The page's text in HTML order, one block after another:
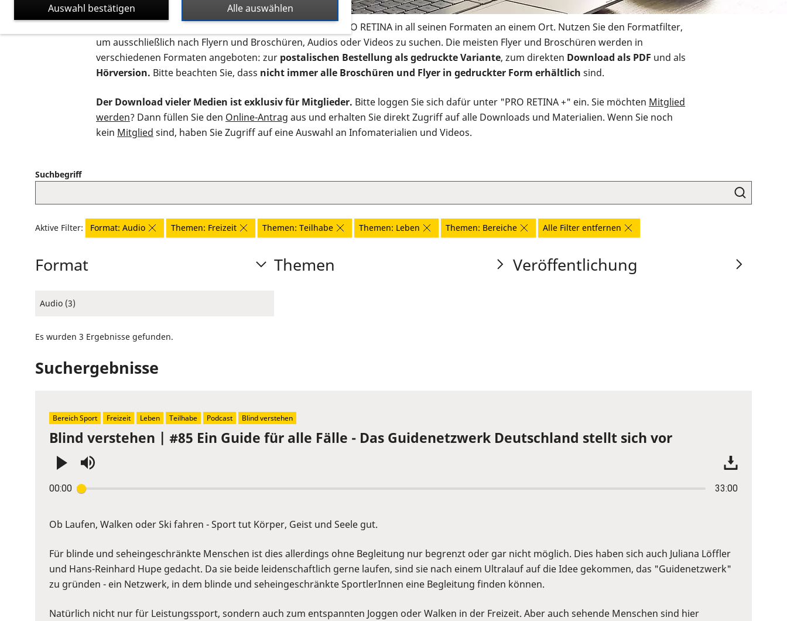
Auf dieser Seite finden Sie sämtliches Infomaterial der PRO RETINA in all seinen Formaten an einem Ort. Nutzen Sie den Formatfilter,
um ausschließlich nach Flyern und Broschüren, Audios oder Videos zu suchen. Die meisten Flyer und Broschüren werden in
verschiedenen Formaten angeboten: zur postalischen Bestellung als gedruckte Variante, zum direkten Download als PDF und als
Hörversion. Bitte beachten Sie, dass nicht immer alle Broschüren und Flyer in gedruckter Form erhältlich sind.
Der Download vieler Medien ist exklusiv für Mitglieder. Bitte loggen Sie sich dafür unter "PRO RETINA +" ein. Sie möchten Mitglied
werden? Dann füllen Sie den Online-Antrag aus und erhalten Sie direkt Zugriff auf alle Downloads und Materialien. Wenn Sie noch
kein Mitglied sind, haben Sie Zugriff auf eine Auswahl an Infomaterialien und Videos.
Suchbegriff
Aktive Filter: Format: Audio Themen: Freizeit Themen: Teilhabe Themen: Leben Themen: Bereiche Alle Filter entfernen
Format
Audio (3)
Themen Veröffentlichung
Es wurden 3 Ergebnisse gefunden.
Suchergebnisse
Blind verstehen | #85 Ein Guide für alle Fälle - Das Guidenetzwerk Deutschland stellt sich vor
00:00 33:00
Enter
Space
show
volume
slider.
Ob Laufen, Walken oder Ski fahren - Sport tut Körper, Geist und Seele gut.
Für blinde und seheingeschränkte Menschen ist dies allerdings ohne Begleitung nur begrenzt oder gar nicht möglich. Dies haben sich auch Juliana Löffler
und Hans-Reinhard Hupe gedacht. Da sie beide leidenschaftlich gerne laufen, sind sie nach einem Ultralauf auf die Idee gekommen, das "Guidenetzwerk"
zu gründen - ein Netzwerk, in dem blinde und seheingeschränkte SportlerInnen eine Begleitung finden können.
Natürlich nicht nur für Leistungssport, sondern auch zum entspannten Joggen oder Walken in der Freizeit. Aber auch sehende Menschen sind hier
Bereich Sport Freizeit Leben Teilhabe Podcast Blind verstehen
Alle auswählen
Auswahl bestätigen